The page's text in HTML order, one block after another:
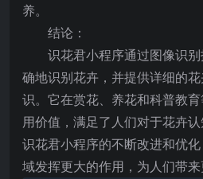
养。
结论：
识花君小程序通过图像识
确地识别花卉，并提供详细的
识。它在赏花、养花和科普教
用价值，满足了人们对于花卉
识花君小程序的不断改进和优
域发挥更大的作用，为人们带来